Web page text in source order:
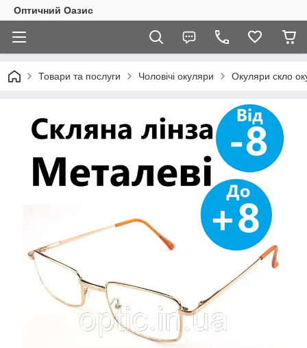
Оптичний Оазис
Товари та послуги Чоловічі окуляри Окуляри скло